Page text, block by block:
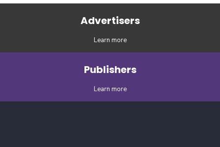
Advertisers
Learn more
Publishers
Learn more